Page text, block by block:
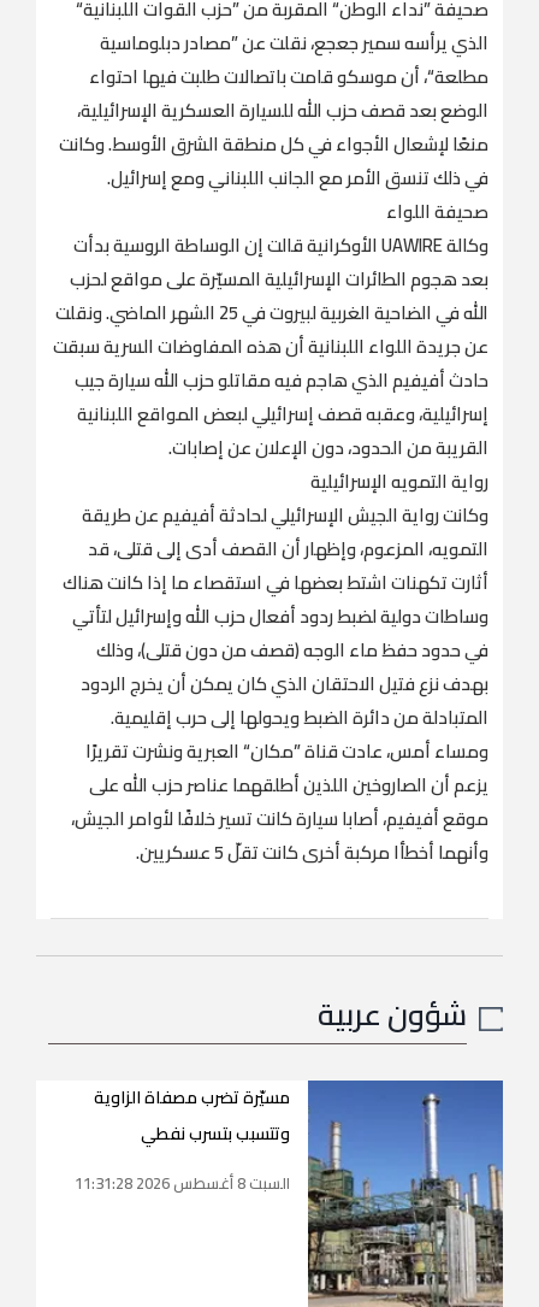
صحيفة ”نداء الوطن“ المقربة من ”حزب القوات اللبنانية“
الذي يرأسه سمير جعجع، نقلت عن ”مصادر دبلوماسية
مطلعة“، أن موسكو قامت باتصالات طلبت فيها احتواء
الوضع بعد قصف حزب الله للسيارة العسكرية الإسرائيلية،
منعًا لإشعال الأجواء في كل منطقة الشرق الأوسط. وكانت
في ذلك تنسق الأمر مع الجانب اللبناني ومع إسرائيل.
صحيفة اللواء
وكالة UAWIRE الأوكرانية قالت إن الوساطة الروسية بدأت
بعد هجوم الطائرات الإسرائيلية المسيّرة على مواقع لحزب
الله في الضاحية الغربية لبيروت في 25 الشهر الماضي. ونقلت
عن جريدة اللواء اللبنانية أن هذه المفاوضات السرية سبقت
حادث أفيفيم الذي هاجم فيه مقاتلو حزب الله سيارة جيب
إسرائيلية، وعقبه قصف إسرائيلي لبعض المواقع اللبنانية
القريبة من الحدود، دون الإعلان عن إصابات.
رواية التمويه الإسرائيلية
وكانت رواية الجيش الإسرائيلي لحادثة أفيفيم عن طريقة
التمويه، المزعوم، وإظهار أن القصف أدى إلى قتلى، قد
أثارت تكهنات اشتط بعضها في استقصاء ما إذا كانت هناك
وساطات دولية لضبط ردود أفعال حزب الله وإسرائيل لتأتي
في حدود حفظ ماء الوجه (قصف من دون قتلى)، وذلك
بهدف نزع فتيل الاحتقان الذي كان يمكن أن يخرج الردود
المتبادلة من دائرة الضبط ويحولها إلى حرب إقليمية.
ومساء أمس، عادت قناة ”مكان“ العبرية ونشرت تقريرًا
يزعم أن الصاروخين اللذين أطلقهما عناصر حزب الله على
موقع أفيفيم، أصابا سيارة كانت تسير خلافًا لأوامر الجيش،
وأنهما أخطأا مركبة أخرى كانت تقلّ 5 عسكريين.
شؤون عربية
مسيّرة تضرب مصفاة الزاوية
وتتسبب بتسرب نفطي
السبت 8 أغسطس 2026 11:31:28